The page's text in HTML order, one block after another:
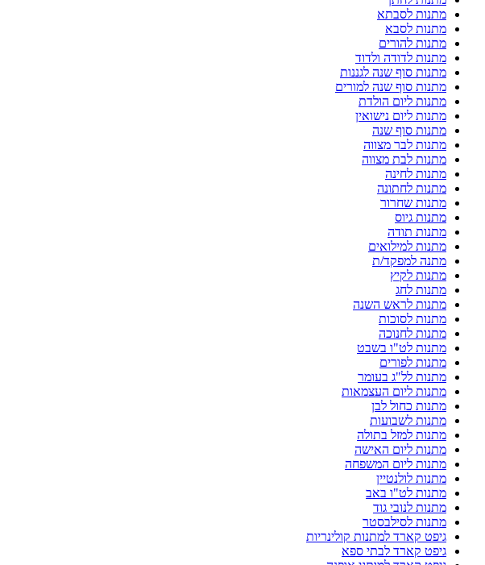
מתנות לסבתא
מתנות לסבא
מתנות להורים
מתנות לדודה ולדוד
מתנות סוף שנה לגננות
מתנות סוף שנה למורים
מתנות ליום הולדת
מתנות ליום נישואין
מתנות סוף שנה
מתנות לבר מצווה
מתנות לבת מצווה
מתנות לחינה
מתנות לחתונה
מתנות שחרור
מתנות גיוס
מתנות תודה
מתנות למילואים
מתנה למפקד/ת
מתנות לקיץ
מתנות לחג
מתנות לראש השנה
מתנות לסוכות
מתנות לחנוכה
מתנות לט"ו בשבט
מתנות לפורים
מתנות לל"ג בעומר
מתנות ליום העצמאות
מתנות כחול לבן
מתנות לשבועות
מתנות למזל בתולה
מתנות ליום האישה
מתנות ליום המשפחה
מתנות לולנטיין
מתנות לט"ו באב
מתנות לנובי גוד
מתנות לסילבסטר
גיפט קארד למתנות קולינריות
גיפט קארד לבתי ספא